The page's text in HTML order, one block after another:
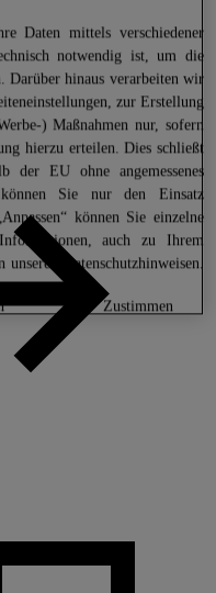
Daten mittels verschiedener
notwendig ist, um die
Darüber hinaus verarbeiten wir
zur Erstellung
) Maßnahmen nur, sofern
hierzu erteilen. Dies schließt
der EU ohne angemessenes
Sie nur den Einsatz
können Sie einzelne
Informationen, auch zu Ihrem
unseren
Datenschutzhinweisen.
zustimmen